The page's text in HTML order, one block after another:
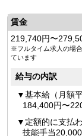
賃金
219,740円〜
※フルタイム求人の場
ています
給与の内訳
基本給（月額
184,400円〜
定額的に支払
技能手当